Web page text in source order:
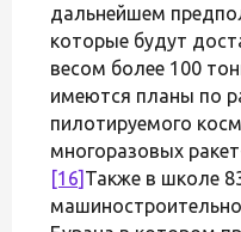
дальнейшем
которые будут
весом более 100
имеются планы по
пилотируемого
многоразовых
[16] Также в школе